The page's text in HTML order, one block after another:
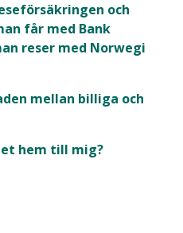
och
får med Bank
reser med Norwegi
mellan billiga och
hem till mig?